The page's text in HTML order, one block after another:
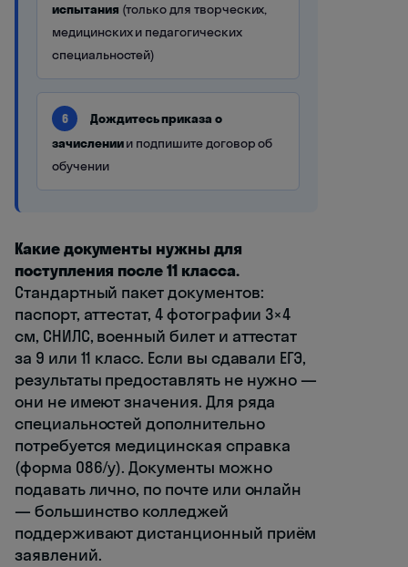
испытания (только для творческих,
медицинских и педагогических
специальностей)
6
Дождитесь приказа о
зачислениии подпишите договор об
обучении
Какие документы нужны для
поступления после 11 класса.
Стандартный пакет документов:
паспорт, аттестат, 4 фотографии 3×4
см, СНИЛС, военный билет и аттестат
за 9 или 11 класс. Если вы сдавали ЕГЭ,
результаты предоставлять не нужно —
они не имеют значения. Для ряда
специальностей дополнительно
потребуется медицинская справка
(форма 086/у). Документы можно
подавать лично, по почте или онлайн
— большинство колледжей
поддерживают дистанционный приём
заявлений.